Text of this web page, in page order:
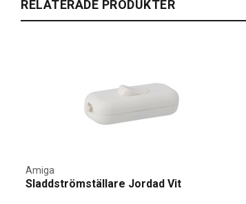
RELATERADE PRODUKTER
Sladdströmställare Jordad Vit
Amiga